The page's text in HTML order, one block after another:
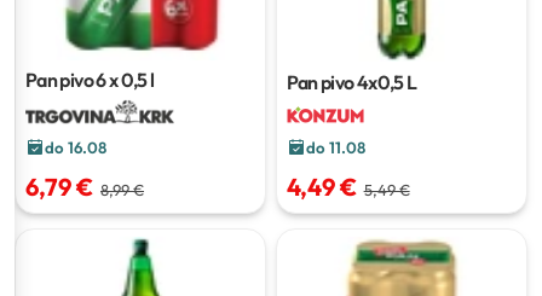
Pan pivo6 x 0,5 l
do 16.08
6,79 € 8,99 €
Pan pivo4x0,5 L
do 11.08
4,49 € 5,49 €